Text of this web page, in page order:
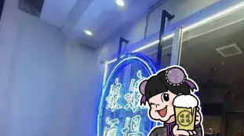
ー
舗
PR